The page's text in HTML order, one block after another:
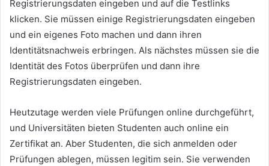
Registrierungsdaten eingeben und auf die Testlinks
klicken. Sie müssen einige Registrierungsdaten eingeben
und ein eigenes Foto machen und dann ihren
Identitätsnachweis erbringen. Als nächstes müssen sie die
Identität des Fotos überprüfen und dann ihre
Registrierungsdaten eingeben.
Heutzutage werden viele Prüfungen online durchgeführt,
und Universitäten bieten Studenten auch online ein
Zertifikat an. Aber Studenten, die sich anmelden oder
Prüfungen ablegen, müssen legitim sein. Sie verwenden